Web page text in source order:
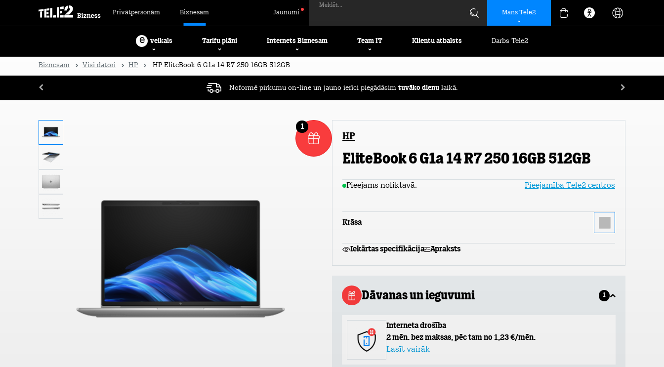
Privātpersonām Biznesam Jaunumi
Meklēt...
Mans Tele2
e veikals Tarifu plāni Internets Biznesam Team IT Klientu atbalsts Darbs Tele2
Biznesam Visi datori HP HP EliteBook 6 G1a 14 R7 250 16GB 512GB
Noformē pirkumu on-line un jauno ierīci piegādāsim tuvāko dienu laikā.
1
HP
EliteBook 6 G1a 14 R7 250 16GB 512GB
Pieejams noliktavā. Pieejamība Tele2 centros
Krāsa
Iekārtas specifikācija Apraksts
Dāvanas un ieguvumi 1
Interneta drošība
2 mēn. bez maksas, pēc tam no 1,23 €/mēn.
Lasīt vairāk